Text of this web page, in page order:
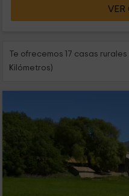
VER
Te ofrecemos 17 casas
Kilómetros)